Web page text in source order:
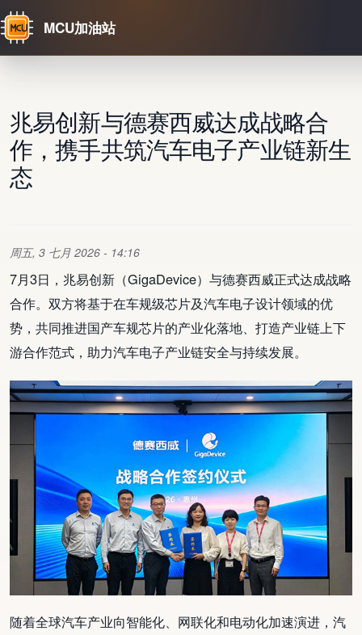
MCU加油站
兆易创新与德赛西威达成战略合
作，携手共筑汽车电子产业链新生
态
周五, 3 七月 2026 - 14:16
7月3日，兆易创新（GigaDevice）与德赛西威正式达成战略
合作。双方将基于在车规级芯片及汽车电子设计领域的优
势，共同推进国产车规芯片的产业化落地、打造产业链上下
游合作范式，助力汽车电子产业链安全与持续发展。
随着全球汽车产业向智能化、网联化和电动化加速演进，汽